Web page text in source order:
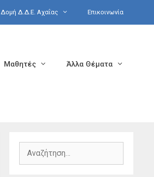
Δομή Δ.Δ.Ε. Αχαΐας Επικοινωνία
Μαθητές Άλλα Θέματα
Αναζήτηση